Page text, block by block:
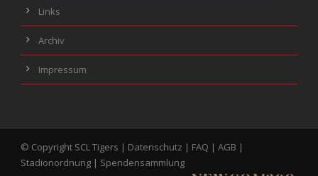
Links
Archiv
Impressum
© Copyright SCL Tigers | Datenschutz | FAQ | AGB |
Stadionordnung | Spendensammlung